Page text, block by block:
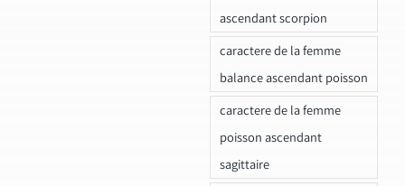
ascendant scorpion
caractere de la femme
balance ascendant poisson
caractere de la femme
poisson ascendant
sagittaire